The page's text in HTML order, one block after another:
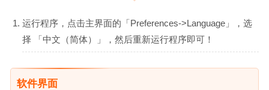
运行程序，点击主界面的「Preferences->Language」，选
择 「中文（简体）」，然后重新运行程序即可！
软件界面